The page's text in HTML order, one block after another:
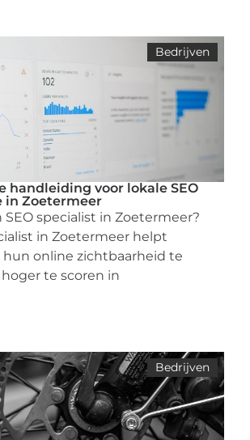
Bedrijven
handleiding voor lokale SEO
in Zoetermeer
specialist in Zoetermeer?
in Zoetermeer helpt
online zichtbaarheid te
te scoren in
Bedrijven